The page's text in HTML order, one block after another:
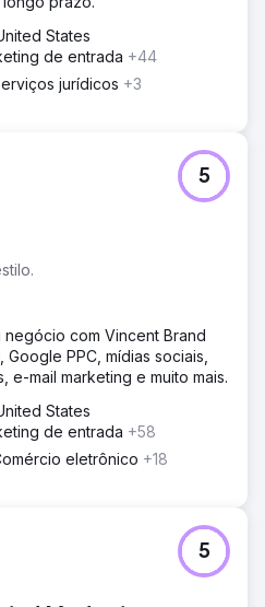
States
de entrada +44
jurídicos +3
5
com Vincent Brand
Google PPC, mídias sociais,
e-mail marketing e muito mais.
States
de entrada +58
eletrônico +18
5